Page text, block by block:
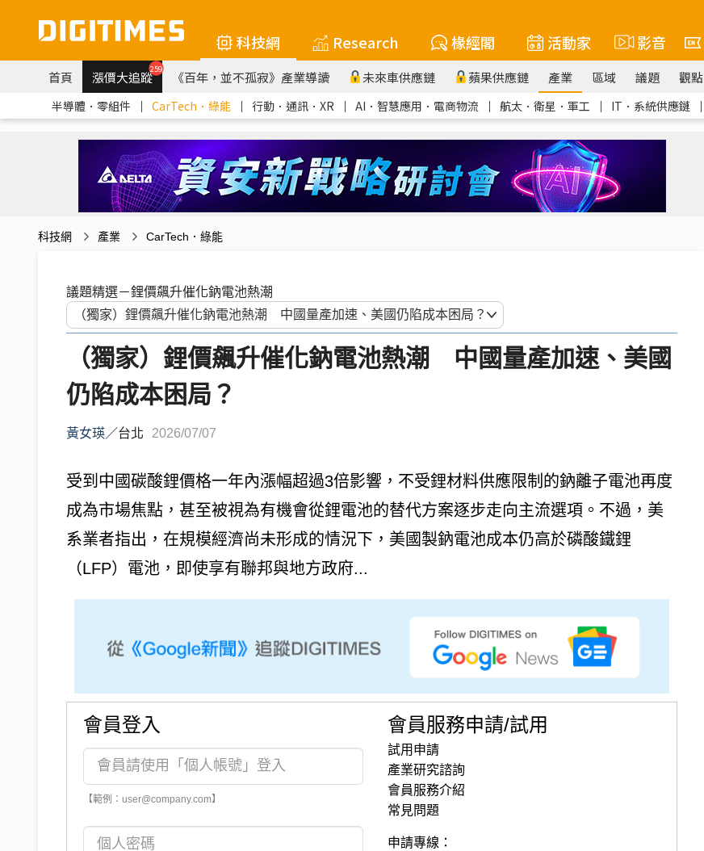
科技網 Research 椽經閣 活動家 影音
首頁 漲價大追蹤259 《百年，並不孤寂》產業導讀 未來車供應鏈 蘋果供應鏈 產業 區域 議題 觀點
半導體．零組件 ｜ CarTech．綠能 ｜ 行動．通訊．XR ｜ AI．智慧應用．電商物流 ｜ 航太．衛星．軍工 ｜ IT．系統供應鏈 ｜
科技網 產業 CarTech．綠能
議題精選－鋰價飆升催化鈉電池熱潮
（獨家）鋰價飆升催化鈉電池熱潮 中國量產加速、美國
仍陷成本困局？
黃女瑛／台北 2026/07/07
受到中國碳酸鋰價格一年內漲幅超過3倍影響，不受鋰材料供應限制的鈉離子電池再度
成為市場焦點，甚至被視為有機會從鋰電池的替代方案逐步走向主流選項。不過，美
系業者指出，在規模經濟尚未形成的情況下，美國製鈉電池成本仍高於磷酸鐵鋰
（LFP）電池，即使享有聯邦與地方政府...
會員登入
【範例：user@company.com】
會員服務申請/試用
試用申請
產業研究諮詢
會員服務介紹
常見問題
申請專線：